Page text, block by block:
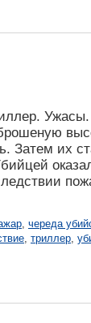
Затем их
череда
триллер